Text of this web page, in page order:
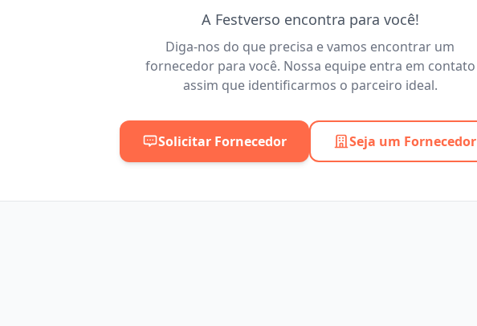
A Festverso encontra para você!
Diga-nos do que precisa e vamos encontrar um
fornecedor para você. Nossa equipe entra em contato
assim que identificarmos o parceiro ideal.
Solicitar Fornecedor Seja um Fornecedor